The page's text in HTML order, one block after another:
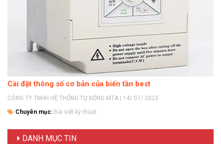
Cài đặt thông số cơ bản của biến tần best
CÔNG TY TNHH HỆ THỐNG TỰ ĐỘNG MTA | 14/ 07/ 2023
Chuyên mục: Bài viết kỹ thuật
DANH MỤC TIN